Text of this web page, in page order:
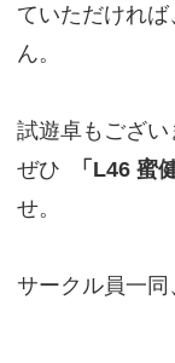
ていただけれ
ん。
試遊卓もござ
ぜひ
「L46 蜜
せ。
サークル員一同